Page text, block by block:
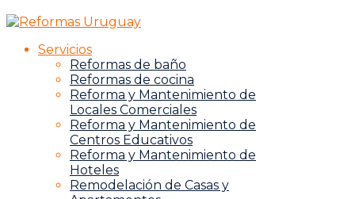
Servicios
Reformas de baño
Reformas de cocina
Reforma y Mantenimiento de
Locales Comerciales
Reforma y Mantenimiento de
Centros Educativos
Reforma y Mantenimiento de
Hoteles
Remodelación de Casas y